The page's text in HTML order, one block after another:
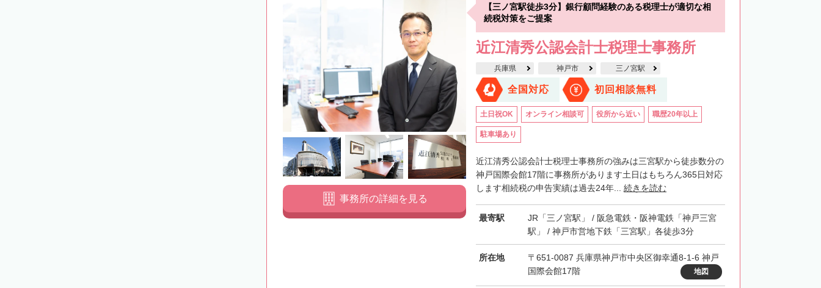
【三ノ宮駅徒歩3分】銀行顧問経験のある税理士が適切な相
続税対策をご提案
近江清秀公認会計士税理士事務所
兵庫県 神戸市 三ノ宮駅
全国対応 初回相談無料
土日祝OK オンライン相談可 役所から近い 職歴20年以上
駐車場あり
近江清秀公認会計士税理士事務所の強みは三宮駅から徒歩数分の
神戸国際会館17階に事務所があります土日はもちろん365日対応
します相続税の申告実績は過去24年... 続きを読む
最寄駅
JR「三ノ宮駅」 / 阪急電鉄・阪神電鉄「神戸三宮
駅」 / 神戸市営地下鉄「三宮駅」各徒歩3分
所在地
〒651-0087 兵庫県神戸市中央区御幸通8-1-6 神戸
国際会館17階
地図
事務所の詳細を見る